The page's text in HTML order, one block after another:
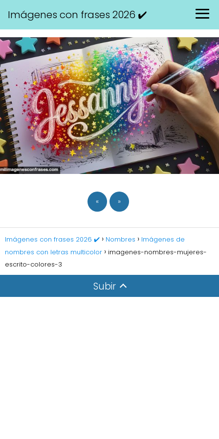
Imágenes con frases 2026 ✔️
« »
Imágenes con frases 2026 ✔️ Nombres
Imágenes de
nombres con letras multicolor
imagenes-nombres-mujeres-
escrito-colores-3
Subir